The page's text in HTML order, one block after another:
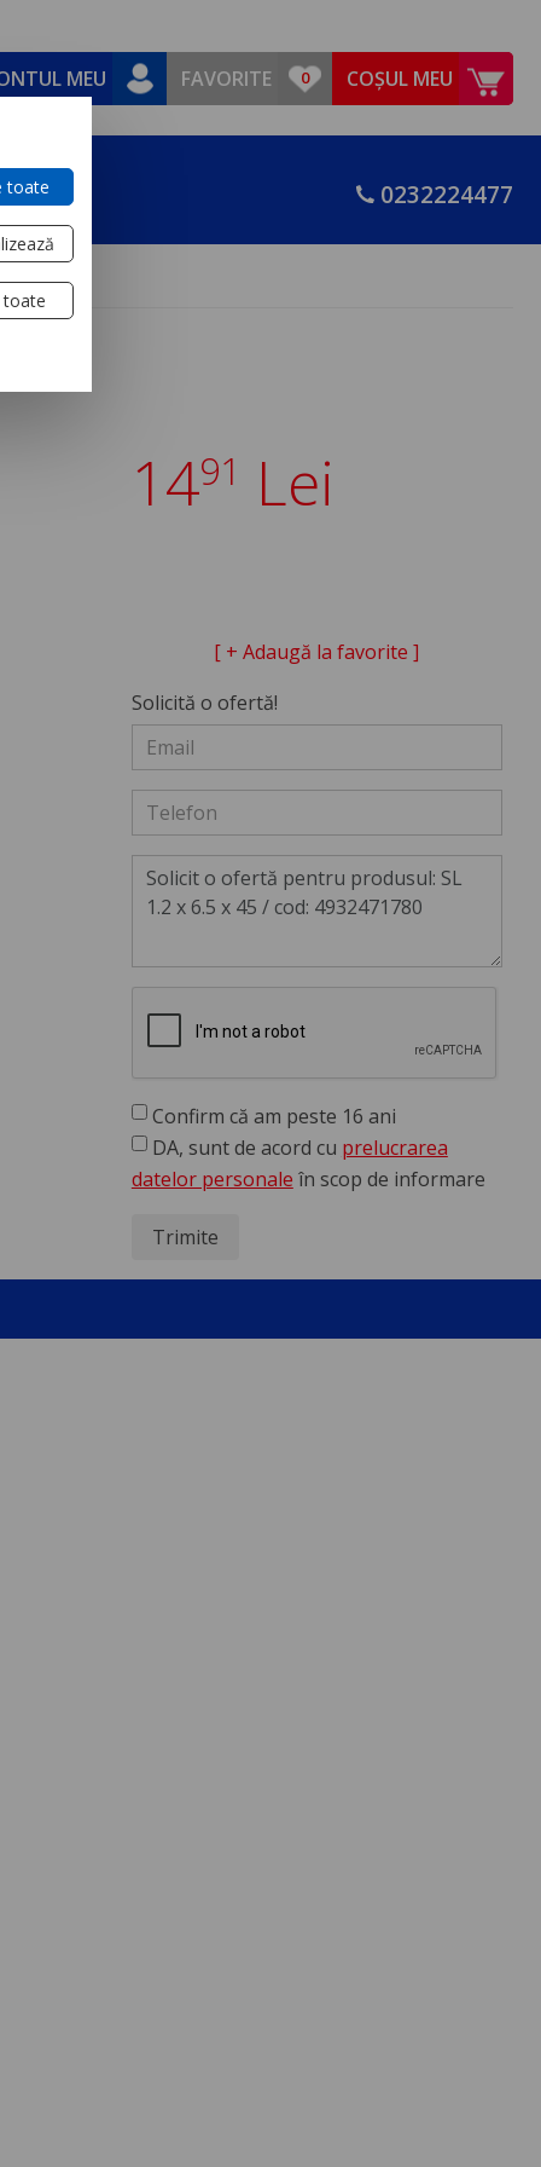
MEU FAVORITE COȘUL MEU
0232224477
1491 Lei
[ + Adaugă la favorite ]
Solicită o ofertă!
Confirm că am peste 16 ani
DA, sunt de acord cu prelucrarea
datelor personale în scop de informare
Trimite
toate
toate